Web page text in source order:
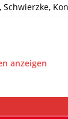
anzeigen